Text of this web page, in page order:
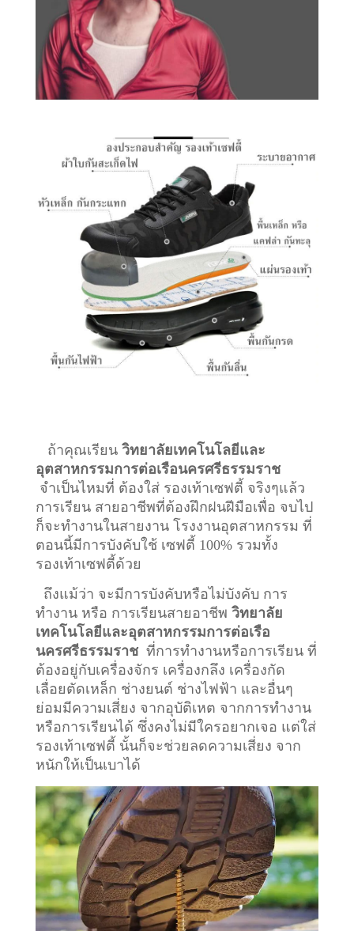
ถ้าคุณเรียน วิทยาลัยเทคโนโลยีและ
อุตสาหกรรมการต่อเรือนครศรีธรรมราช
จำเป็นไหมที่ ต้องใส่ รองเท้าเซฟตี้ จริงๆแล้ว
การเรียน สายอาชีพที่ต้องฝึกฝนฝีมือเพื่อ จบไป
ก็จะทำงานในสายงาน โรงงานอุตสาหกรรม ที่
ตอนนี้มีการบังคับใช้ เซฟตี้ 100% รวมทั้ง
รองเท้าเซฟตี้ด้วย
ถึงแม้ว่า จะมีการบังคับหรือไม่บังคับ การ
ทำงาน หรือ การเรียนสายอาชีพ วิทยาลัย
เทคโนโลยีและอุตสาหกรรมการต่อเรือ
นครศรีธรรมราช ที่การทำงานหรือการเรียน ที่
ต้องอยู่กับเครื่องจักร เครื่องกลึง เครื่องกัด
เลื่อยตัดเหล็ก ช่างยนต์ ช่างไฟฟ้า และอื่นๆ
ย่อมมีความเสี่ยง จากอุบัติเหต จากการทำงาน
หรือการเรียนได้ ซึ่งคงไม่มีใครอยากเจอ แต่ใส่
รองเท้าเซฟตี้ นั้นก็จะช่วยลดความเสี่ยง จาก
หนักให้เป็นเบาได้